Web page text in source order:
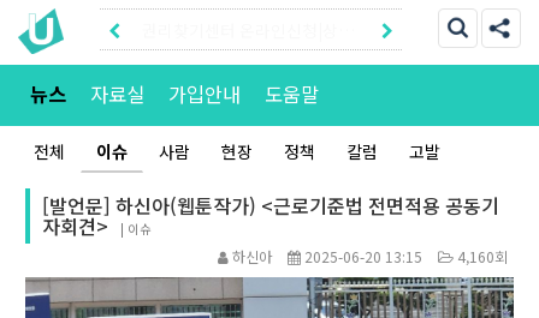
내
권리찾기센터 온라인신청|상담
뉴스 자료실 가입안내 도움말
전체 이슈 사람 현장 정책 칼럼 고발
[발언문] 하신아(웹툰작가) <근로기준법 전면적용 공동기
자회견> | 이슈
하신아 2025-06-20 13:15 4,160회